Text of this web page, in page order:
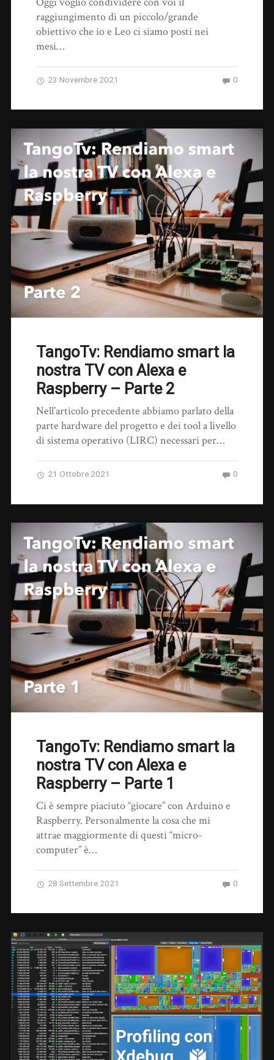
raggiungimento di un piccolo/grande
obiettivo che io e Leo ci siamo posti nei
mesi…
23 Novembre 2021 0
TangoTv: Rendiamo smart la
nostra TV con Alexa e
Raspberry – Parte 2
Nell’articolo precedente abbiamo parlato della
parte hardware del progetto e dei tool a livello
di sistema operativo (LIRC) necessari per…
21 Ottobre 2021 0
TangoTv: Rendiamo smart la
nostra TV con Alexa e
Raspberry – Parte 1
Ci è sempre piaciuto “giocare” con Arduino e
Raspberry. Personalmente la cosa che mi
attrae maggiormente di questi “micro-
computer” è…
28 Settembre 2021 0